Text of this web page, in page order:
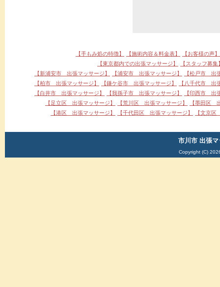
■2020/01/01
【手もみ処の特徴】 【施術内容＆料金表】
【お客様の声】
【東京都内での出張マッサージ】
【スタッフ募集
【新浦安市 出張マッサージ】
【浦安市 出張マッサージ】
【松戸市 出
【柏市 出張マッサージ】
【鎌ケ谷市 出張マッサージ】
【八千代市 出
【白井市 出張マッサージ】
【我孫子市 出張マッサージ】
【印西市 出
【足立区 出張マッサージ】
【荒川区 出張マッサージ】
【墨田区
【港区 出張マッサージ】
【千代田区 出張マッサージ】 【文京
市川市 出張
Copyright (C)